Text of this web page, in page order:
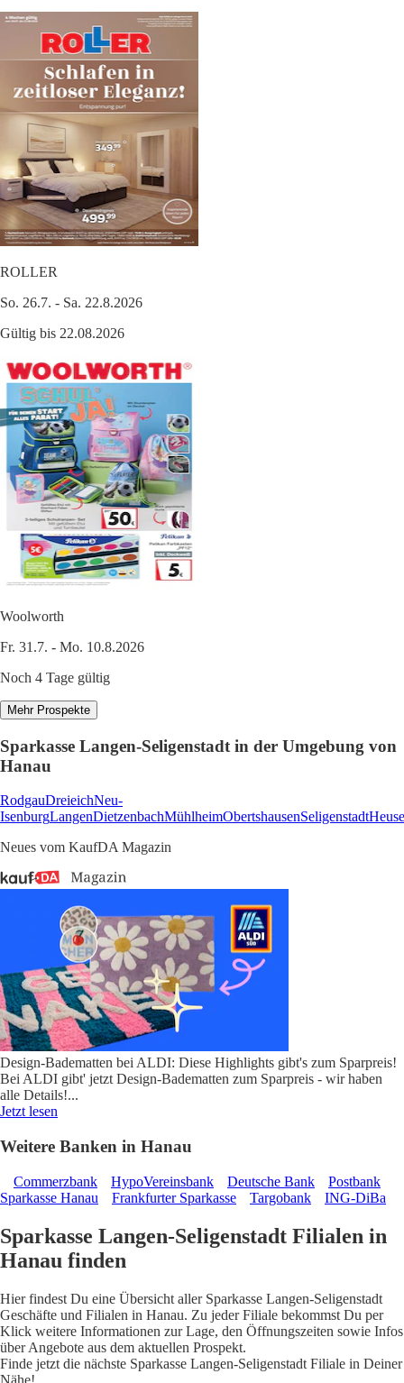
ROLLER
So. 26.7. - Sa. 22.8.2026
Gültig bis 22.08.2026
Woolworth
Fr. 31.7. - Mo. 10.8.2026
Noch 4 Tage gültig
Mehr Prospekte
Sparkasse Langen-Seligenstadt in der Umgebung von
Hanau
RodgauDreieichNeu-
IsenburgLangenDietzenbachMühlheimObertshausenSeligenstadt
Neues vom KaufDA Magazin
Design-Badematten bei ALDI: Diese Highlights gibt's zum Sparpreis!
Bei ALDI gibt' jetzt Design-Badematten zum Sparpreis - wir haben
alle Details!...
Jetzt lesen
Weitere Banken in Hanau
Commerzbank HypoVereinsbank Deutsche Bank
Postbank
Sparkasse Hanau
Frankfurter Sparkasse Targobank ING-DiBa
Sparkasse Langen-Seligenstadt Filialen in
Hanau finden
Hier findest Du eine Übersicht aller Sparkasse Langen-Seligenstadt
Geschäfte und Filialen in Hanau. Zu jeder Filiale bekommst Du per
Klick weitere Informationen zur Lage, den Öffnungszeiten sowie Infos
über Angebote aus dem aktuellen Prospekt.
Finde jetzt die nächste Sparkasse Langen-Seligenstadt Filiale in Deiner
Nähe!